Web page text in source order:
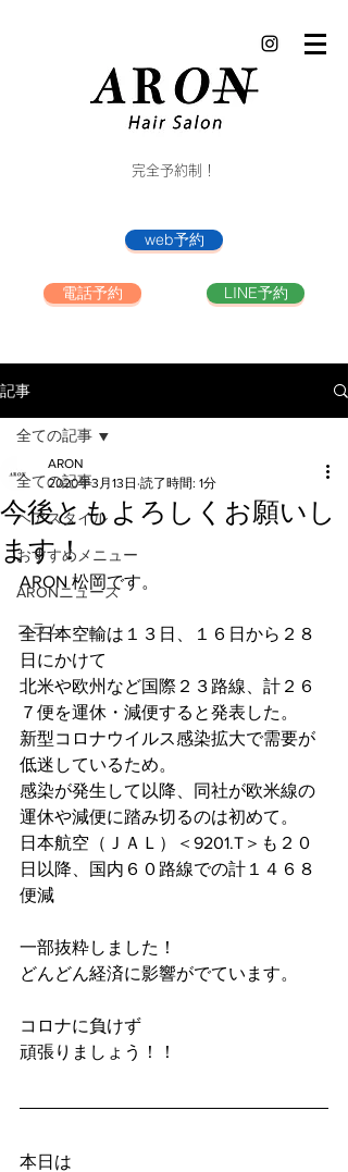
完全予約制！
web予約
電話予約 LINE予約
記事
全ての記事
ヘアスタイル
おすすめメニュー
ARONニュース
コラム
全ての記事
今後ともよろしくお願いし
ます！
ARON
2020年3月13日 読了時間: 1分
ARON 松岡です。
全日本空輸は１３日、１６日から２８
日にかけて
北米や欧州など国際２３路線、計２６
７便を運休・減便すると発表した。
新型コロナウイルス感染拡大で需要が
低迷しているため。
感染が発生して以降、同社が欧米線の
運休や減便に踏み切るのは初めて。
日本航空（ＪＡＬ）＜9201.T＞も２０
日以降、国内６０路線での計１４６８
便減
一部抜粋しました！
どんどん経済に影響がでています。
コロナに負けず
頑張りましょう！！
本日は